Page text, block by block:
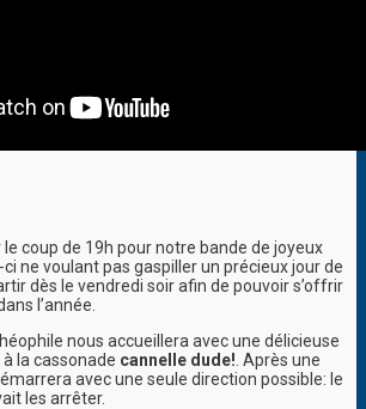
coup de 19h pour notre bande de joyeux
ne voulant pas gaspiller un précieux jour de
dès le vendredi soir afin de pouvoir s’offrir
l’année.
nous accueillera avec une délicieuse
la cassonade cannelle dude! Après une
avec une seule direction possible: le
les arrêter.